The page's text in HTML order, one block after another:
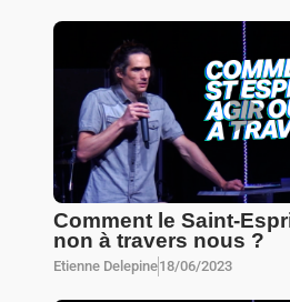
Comment le Saint-
non à travers nous ?
Etienne Delepine18/06/2023